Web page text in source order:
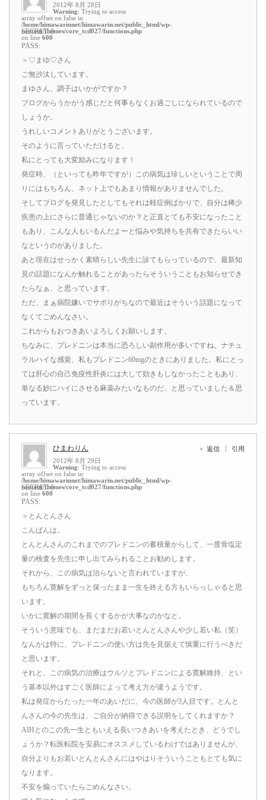
2012年 8月 28日
Warning: Trying to access
array offset on false in
/home/himawarinnet/himawarin.net/public_html/wp-
content/themes/core_tcd027/functions.php
on line 600
SECRET: 0
PASS:
＞♡まゆ♡さん
ご無沙汰しています。
まゆさん、調子はいかがですか？
ブログからうかがう感じだと何事もなくお過ごしになられているので
しょうか。
うれしいコメントありがとうございます。
そのように言っていただけると、
私にとっても大変励みになります！
発症時、（といっても昨年ですが）この病気は珍しいということで周
りにはもちろん、ネット上でもあまり情報がありませんでした。
そしてブログを発見したとしてもそれは軽症例ばかりで、自分は稀少
疾患の上にさらに普通じゃないのか？と正直とても不安になったこと
もあり、こんな人もいるんだよーと悩みや気持ちを共有できたらいい
なというのがありました。
あと現在はせっかく素晴らしい先生に診てもらっているので、最新知
見の話題になんか触れることがあったらそういうこともお知らせでき
たらなぁ、と思っています。
ただ、まぁ病院嫌いでサボりがちなので最近はそういう話題になって
なくてごめんなさい。
これからもおつきあいよろしくお願いします。
ちなみに、プレドニンは本当に恐ろしい副作用が多いですね。ナチュ
ラルハイな感覚、私もプレドニン60mgのときにありました。私にとっ
ては肝心の自己免疫性肝炎には大して効きもしなかったこともあり、
単なる妙にハイにさせる麻薬みたいなものだ、と思っていました＆思
っています。
ひまわりん
2012年 8月 29日
Warning: Trying to access
array offset on false in
/home/himawarinnet/himawarin.net/public_html/wp-
content/themes/core_tcd027/functions.php
on line 600
返信 引用
SECRET: 0
PASS:
＞とんとんさん
こんばんは。
とんとんさんのこれまでのプレドニンの蓄積量からして、一度骨塩定
量の検査を先生に申し出てみられることお勧めします。
それから、この病気は治らないと言われていますが、
もちろん寛解をずっと保ったまま一生を終える方もいらっしゃると思
います。
いかに寛解の期間を長くするかが大事なのかなと。
そういう意味でも、まだまだお若いとんとんさんや少し若い私（笑）
なんかは特に、プレドニンの使い方は先を見据えて慎重に行うべきだ
と思います。
それと、この病気の治療はウルソとプレドニンによる寛解維持、とい
う基本以外はすごく医師によって考え方が違うようです。
私は発症からたった一年のあいだに、今の医師が3人目です。とんと
んさんの今の先生は、ご自分が納得できる説明をしてくれますか？
AIHとのこの先一生ともいえる長いつきあいを考えたとき、どうでし
ょうか？転医転院を安易にオススメしているわけではありませんが、
自分よりもお若いとんとんさんにはやはりそういうこともとても気に
なります。
不安を煽っていたらごめんなさい。